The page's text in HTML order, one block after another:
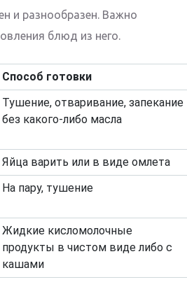
и разнообразен. Важно
блюд из него.
Способ готовки
Тушение, отваривание, запекание
без какого-либо масла
Яйца варить или в виде омлета
На пару, тушение
Жидкие кисломолочные
продукты в чистом виде либо с
кашами